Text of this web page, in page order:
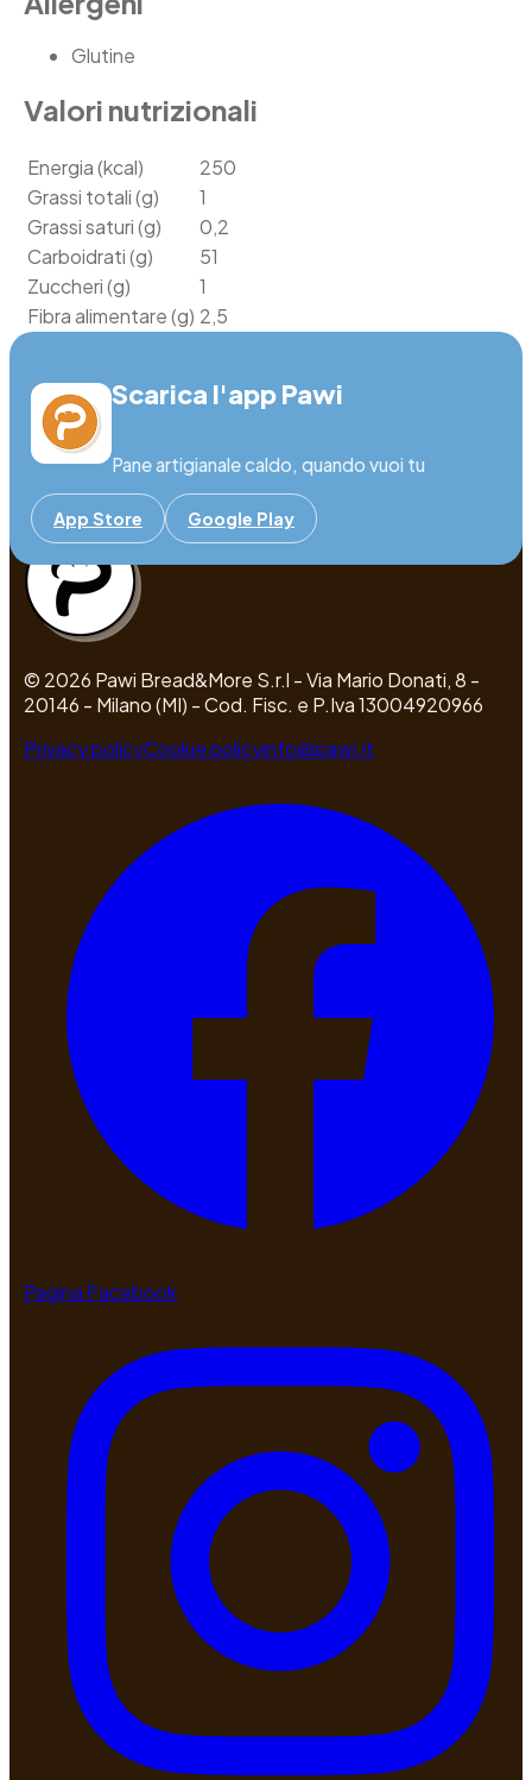
Glutine
Valori nutrizionali
Energia (kcal)
250
Grassi totali (g)
1
Grassi saturi (g)
0,2
Carboidrati (g)
51
Zuccheri (g)
1
Fibra alimentare (g) 2,5
Scarica l'app Pawi
Pane artigianale caldo, quando vuoi tu
App Store Google Play
© 2026 Pawi Bread&More S.r.l - Via Mario Donati, 8 -
20146 - Milano (MI) - Cod. Fisc. e P.Iva 13004920966
Privacy policyCookie policyinfo@pawi.it
Pagina Facebook